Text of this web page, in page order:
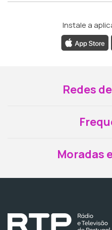
Instale a
Redes
Moradas